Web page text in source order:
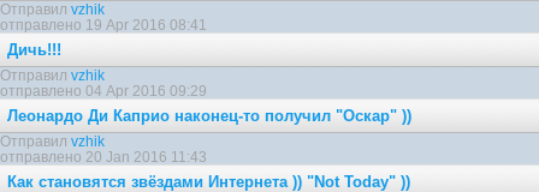
Отправил vzhik
отправлено 19 Apr 2016 08:41
Дичь!!!
Отправил vzhik
отправлено 04 Apr 2016 09:29
Леонардо Ди Каприо наконец-то получил "Оскар" ))
Отправил vzhik
отправлено 20 Jan 2016 11:43
Как становятся звёздами Интернета )) "Not Today" ))